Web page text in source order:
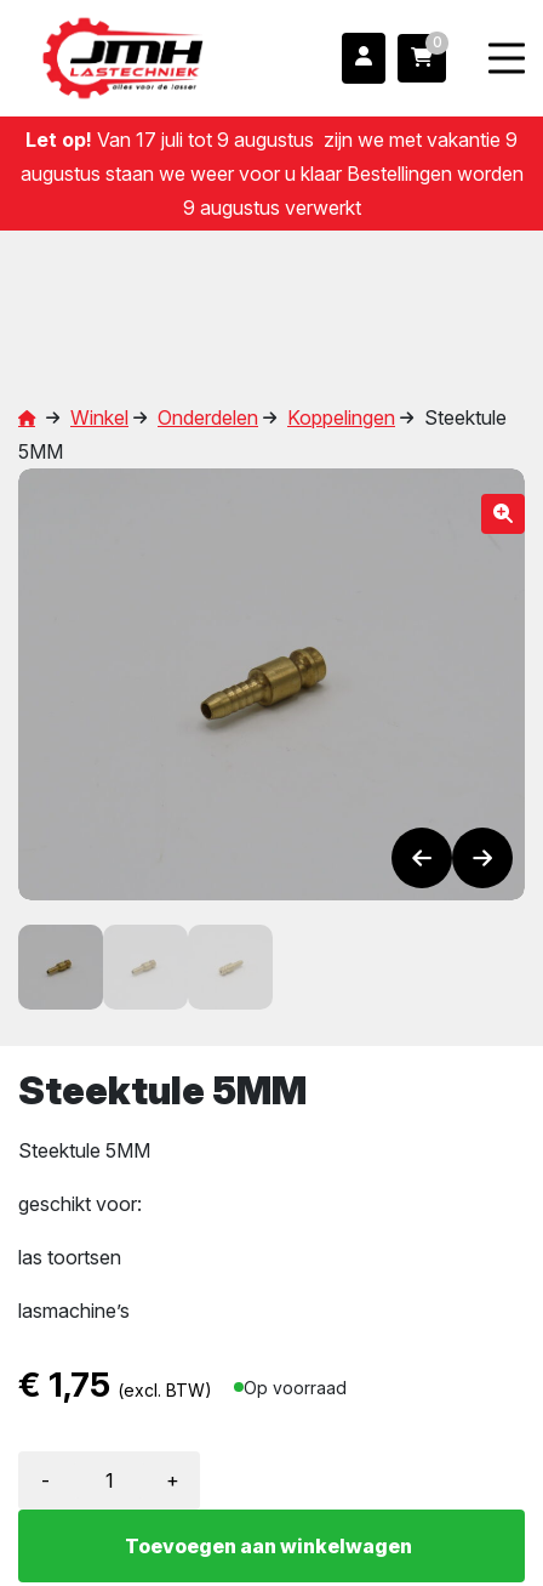
0
Let op! Van 17 juli tot 9 augustus zijn we met vakantie 9
augustus staan we weer voor u klaar Bestellingen worden
9 augustus verwerkt
Winkel Onderdelen Koppelingen
Steektule
5MM
Steektule 5MM
Steektule 5MM
geschikt voor:
las toortsen
lasmachine’s
€ 1,75 (excl. BTW) Op voorraad
- +
Toevoegen aan winkelwagen